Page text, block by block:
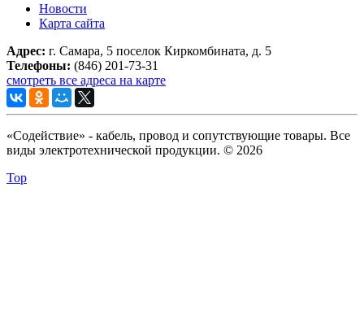
Новости
Карта сайта
Адрес: г. Самара, 5 поселок Киркомбината, д. 5
Телефоны: (846) 201-73-31
смотреть все адреса на карте
«Содействие» - кабель, провод и сопутствующие товары. Все
виды электротехнической продукции. © 2026
Top